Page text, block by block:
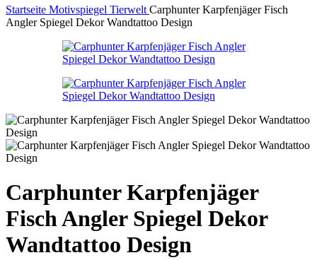
Startseite Motivspiegel Tierwelt Carphunter Karpfenjäger Fisch
Angler Spiegel Dekor Wandtattoo Design
Carphunter Karpfenjäger
Fisch Angler Spiegel Dekor
Wandtattoo Design